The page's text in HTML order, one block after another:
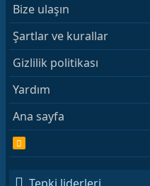
Bize ulaşın
Şartlar ve kurallar
Gizlilik politikası
Yardım
Ana sayfa
R
S